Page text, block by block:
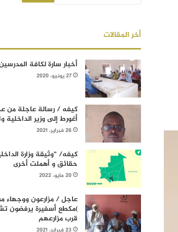
أخر المقالات
أخبار سارة لكافة
27 يونيو، 2020
كيفه / رسالة عاجلة من
أغورط إلى وزير الداخلية
26 فبراير، 2021
كيفه/ “وثيقة وزارة
حقائق و أهملت أخرى
20 مايو، 2022
عاجل / مزارعون ووجهاء
)مكطع أسفيرة يرفضون
قرب مزارعهم